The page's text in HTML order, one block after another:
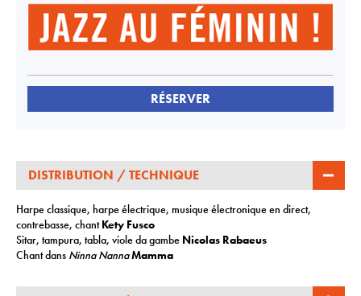
RÉSERVER
DISTRIBUTION / TECHNIQUE
Harpe classique, harpe électrique, musique électronique en direct,
contrebasse, chantKety Fusco
Sitar, tampura, tabla, viole da gambe Nicolas Rabaeus
Chant dans Ninna NannaMamma